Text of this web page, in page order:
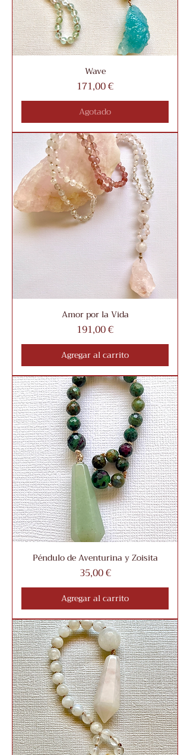
Wave
Precio
171,00 €
Agotado
Amor por la Vida
Precio
191,00 €
Agregar al carrito
Péndulo de Aventurina y Zoisita
Precio
35,00 €
Agregar al carrito